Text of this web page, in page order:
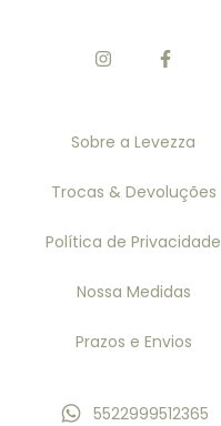
Sobre a Levezza
Trocas & Devoluções
Política de Privacidade
Nossa Medidas
Prazos e Envios
5522999512365